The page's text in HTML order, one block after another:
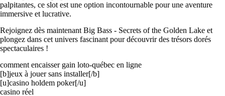
palpitantes, ce slot est une option incontournable pour une aventure
immersive et lucrative.
Rejoignez dès maintenant Big Bass - Secrets of the Golden Lake et
plongez dans cet univers fascinant pour découvrir des trésors dorés
spectaculaires !
comment encaisser gain loto-québec en ligne
[b]jeux à jouer sans installer[/b]
[u]casino holdem poker[/u]
casino réel